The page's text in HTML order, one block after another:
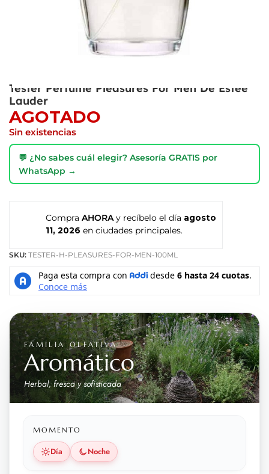
Tester Perfume Pleasures For Men De Estee
Lauder
AGOTADO
Sin existencias
💬 ¿No sabes cuál elegir? Asesoría GRATIS por
WhatsApp →
Compra AHORA y recíbelo el día agosto
11, 2026 en ciudades principales.
SKU: TESTER-H-PLEASURES-FOR-MEN-100ML
FAMILIA OLFATIVA
Aromático
Herbal, fresca y sofisticada
MOMENTO
Día Noche